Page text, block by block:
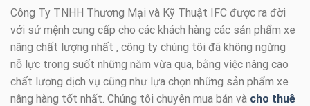
Công Ty TNHH Thương Mại và Kỹ Thuật IFC được ra đời
với sứ mệnh cung cấp cho các khách hàng các sản phẩm xe
nâng chất lượng nhất , công ty chúng tôi đã không ngừng
nỗ lực trong suốt những năm vừa qua, bằng việc nâng cao
chất lượng dịch vụ cũng như lựa chọn những sản phẩm xe
nâng hàng tốt nhất. Chúng tôi chuyên mua bán và cho thuê